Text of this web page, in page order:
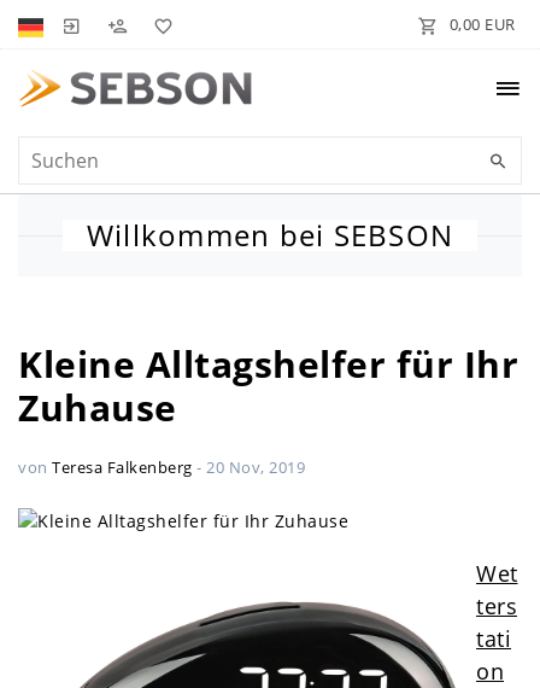
0,00 EUR
Willkommen bei SEBSON
Kleine Alltagshelfer für Ihr
Zuhause
von Teresa Falkenberg - 20 Nov, 2019
Wet
ters
tati
on